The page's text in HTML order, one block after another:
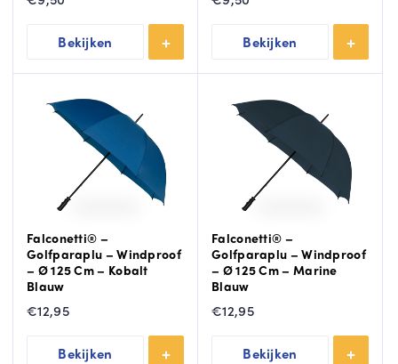
Bekijken Bekijken
Falconetti® –
Golfparaplu – Windproof
– Ø 125 Cm – Kobalt
Blauw
€12,95
Bekijken
Falconetti® –
Golfparaplu – Windproof
– Ø 125 Cm – Marine
Blauw
€12,95
Bekijken